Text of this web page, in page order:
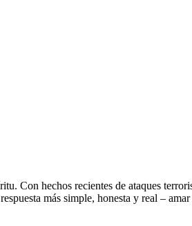
Con hechos recientes de ataques
más simple, honesta y real –